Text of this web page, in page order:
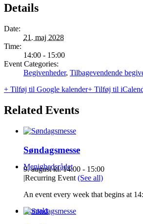
Menighedsrådet
Kontakt
Details
Date:
21. maj 2028
Time:
14:00 - 15:00
Event Categories:
Begivenheder, Tilbagevendende
+ Tilføj til Google kalender+ Tilføj til
Related Events
Søndagsmesse
9. august kl. 14:00 - 15:00
|Recurring Event (See all)
An event every week that begins at